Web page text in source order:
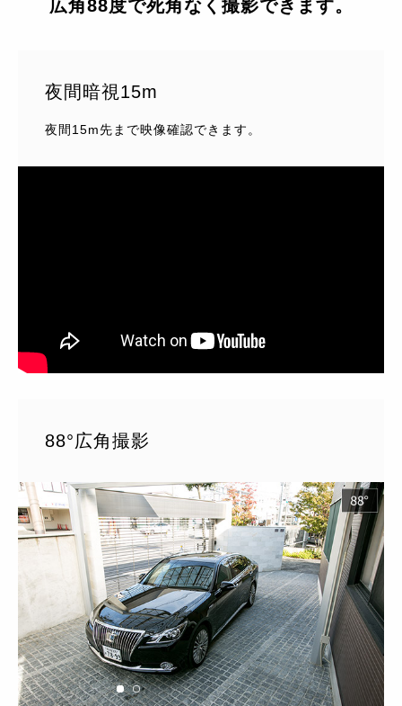
広角88度で死角なく撮影できます。
夜間暗視15m
夜間15m先まで映像確認できます。
88°広角撮影